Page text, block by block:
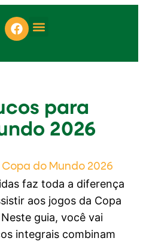
para
2026
do Mundo 2026
faz toda a diferença
aos jogos da Copa
guia, você vai
integrais combinam